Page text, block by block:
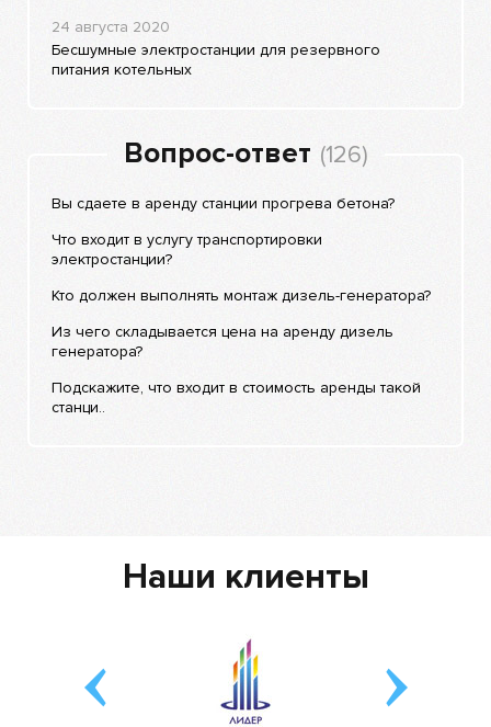
24 августа 2020
Бесшумные электростанции для резервного
питания котельных
Вопрос-ответ (126)
Вы сдаете в аренду станции прогрева бетона?
Что входит в услугу транспортировки
электростанции?
Кто должен выполнять монтаж дизель-генератора?
Из чего складывается цена на аренду дизель
генератора?
Подскажите, что входит в стоимость аренды такой
станци..
Наши клиенты